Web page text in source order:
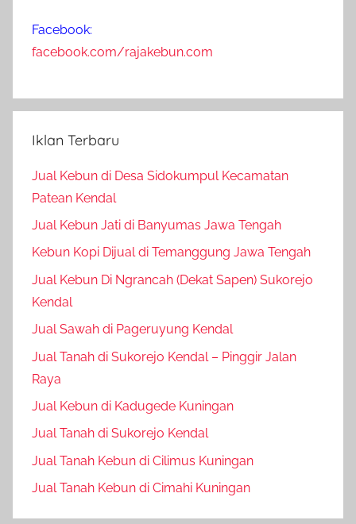
9
Facebook:
facebook.com/rajakebun.com
Iklan Terbaru
Jual Kebun di Desa Sidokumpul Kecamatan
Patean Kendal
Jual Kebun Jati di Banyumas Jawa Tengah
Kebun Kopi Dijual di Temanggung Jawa Tengah
Jual Kebun Di Ngrancah (Dekat Sapen) Sukorejo
Kendal
Jual Sawah di Pageruyung Kendal
Jual Tanah di Sukorejo Kendal – Pinggir Jalan
Raya
Jual Kebun di Kadugede Kuningan
Jual Tanah di Sukorejo Kendal
Jual Tanah Kebun di Cilimus Kuningan
Jual Tanah Kebun di Cimahi Kuningan